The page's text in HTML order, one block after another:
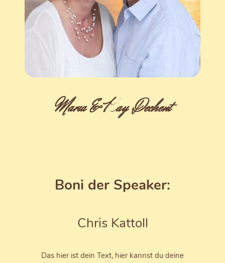
Maria & Kay Dechent
Boni der Speaker:
Chris Kattoll
Das hier ist dein Text, hier kannst du deine